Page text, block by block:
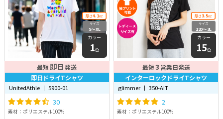
厚さ4.1oz
サイズ
S〜XL
カラー
1色
最短即日 発送
即日ドライTシャツ
UnitedAthle 丨 5900-01
30
素材：ポリエステル100%
レディース
サイズ有
厚さ3.5oz
サイズ
120〜3L
カラー
15色
最短3 営業日発送
インターロックドライTシャツ
glimmer 丨 350-AIT
2
素材：ポリエステル100%